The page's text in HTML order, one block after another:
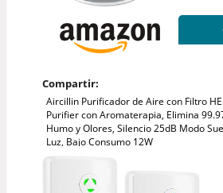
Compartir:
Aircillin Purificador de Aire con Filtro
Purifier con Aromaterapia, Elimina
Humo y Olores, Silencio 25dB Modo
Luz, Bajo Consumo 12W